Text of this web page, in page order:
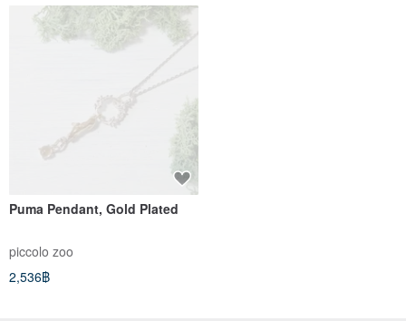
Puma Pendant, Gold Plated
piccolo zoo
2,536฿